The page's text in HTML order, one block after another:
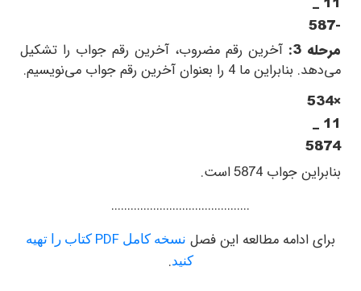
587-
مرحله 3:
آخرین رقم مضروب، آخرین رقم جواب را تشکیل
می‌دهد. بنابراین ما 4 را بعنوان آخرین رقم جواب می‌نویسیم.
534×
11
_
5874
بنابراین جواب 5874است.
...........................................
برای ادامه مطالعه این فصل نسخه کامل PDF کتاب را تهیه
کنید.